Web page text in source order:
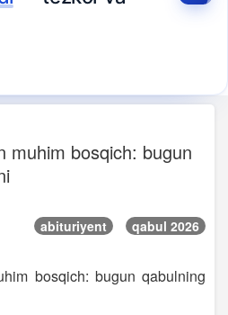
muhim bosqich: bugun
abituriyent qabul 2026
bosqich: bugun qabulning